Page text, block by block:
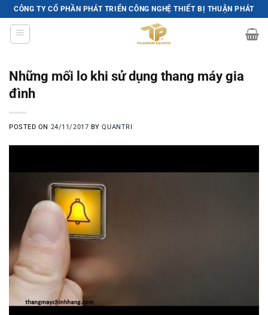
Skip
to
content
CÔNG TY CỔ PHẦN PHÁT TRIỂN CÔNG NGHỆ THIẾT BỊ THUẬN PHÁT
Những mối lo khi sử dụng thang máy gia
đình
POSTED ON 24/11/2017 BYQUANTRI